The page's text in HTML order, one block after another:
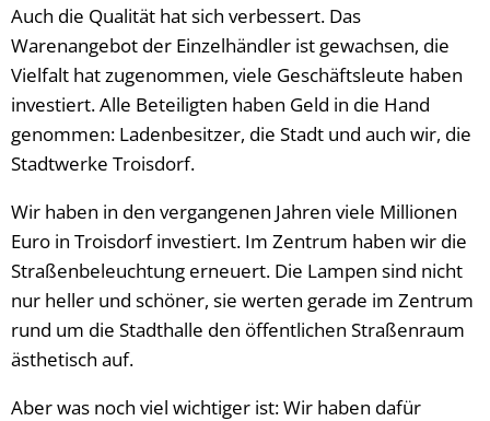
Auch die Qualität hat sich verbessert. Das
Warenangebot der Einzelhändler ist gewachsen, die
Vielfalt hat zugenommen, viele Geschäftsleute haben
investiert. Alle Beteiligten haben Geld in die Hand
genommen: Ladenbesitzer, die Stadt und auch wir, die
Stadtwerke Troisdorf.
Wir haben in den vergangenen Jahren viele Millionen
Euro in Troisdorf investiert. Im Zentrum haben wir die
Straßenbeleuchtung erneuert. Die Lampen sind nicht
nur heller und schöner, sie werten gerade im Zentrum
rund um die Stadthalle den öffentlichen Straßenraum
ästhetisch auf.
Aber was noch viel wichtiger ist: Wir haben dafür